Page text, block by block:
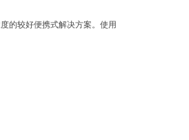
的较好便携式解决方案。使用